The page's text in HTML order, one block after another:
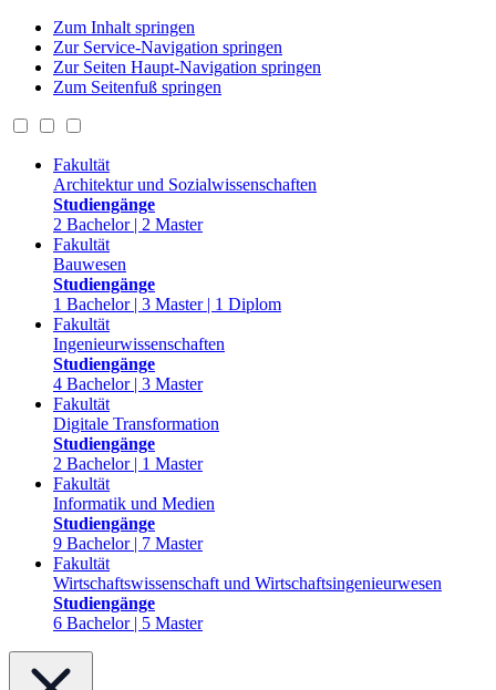
Zum Inhalt springen
Zur Service-Navigation springen
Zur Seiten Haupt-Navigation springen
Zum Seitenfuß springen
Fakultät
Architektur und Sozialwissenschaften
Studiengänge
2 Bachelor | 2 Master
Fakultät
Bauwesen
Studiengänge
1 Bachelor | 3 Master | 1 Diplom
Fakultät
Ingenieurwissenschaften
Studiengänge
4 Bachelor | 3 Master
Fakultät
Digitale Transformation
Studiengänge
2 Bachelor | 1 Master
Fakultät
Informatik und Medien
Studiengänge
9 Bachelor | 7 Master
Fakultät
Wirtschaftswissenschaft und Wirtschaftsingenieurwesen
Studiengänge
6 Bachelor | 5 Master